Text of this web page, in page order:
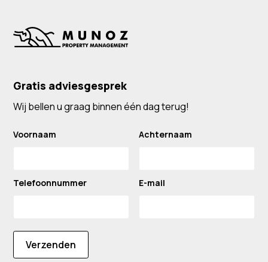
Gratis adviesgesprek
Wij bellen u graag binnen één dag terug!
Voornaam Achternaam
Telefoonnummer E-mail
Verzenden